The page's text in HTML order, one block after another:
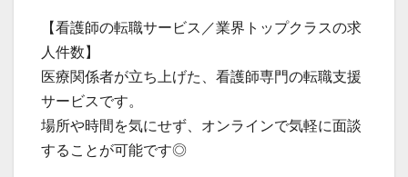
【看護師の転職サービス／業界トップクラスの求
人件数】
医療関係者が立ち上げた、看護師専門の転職支援
サービスです。
場所や時間を気にせず、オンラインで気軽に面談
することが可能です◎